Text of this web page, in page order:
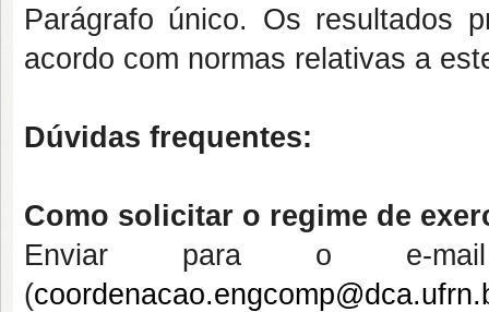
Parágrafo único. Os resultados
acordo com normas relativas a
Dúvidas frequentes:
Como solicitar o regime de
Enviar para o e-
(